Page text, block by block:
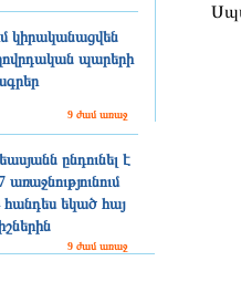
կիրականացվեն
պարերի
9 ժամ առաջ
ընդունել է
հանդես եկած հայ
9 ժամ առաջ